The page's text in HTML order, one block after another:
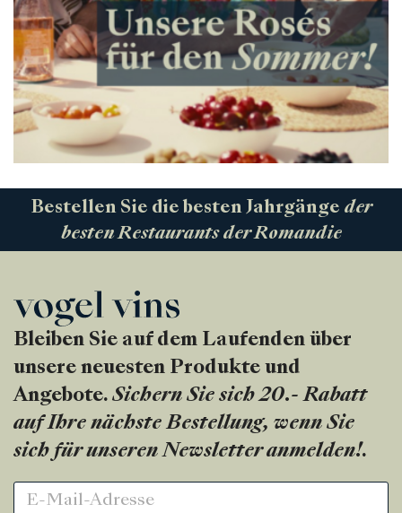
Bestellen Sie die besten Jahrgänge der
besten Restaurants der Romandie
Bleiben Sie auf dem Laufenden über
unsere neuesten Produkte und
Angebote. Sichern Sie sich 20.- Rabatt
auf Ihre nächste Bestellung, wenn Sie
sich für unseren Newsletter anmelden!.